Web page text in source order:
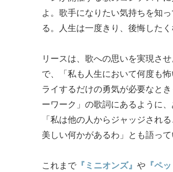
よ。歌手になりたい気持ちを知
る。人生は一度きり、後悔した
リースは、歌への思いを実現さ
で、「私も人生において何度も
ライするだけの勇気が必要なと
ーワーク」の歌詞にあるように
「私は他の人からジャッジされ
美しい何かがあるわ」とも語って
これまで 『ミニオンズ』 や 『ペッ